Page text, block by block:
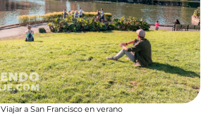
Viajar a San Francisco en verano